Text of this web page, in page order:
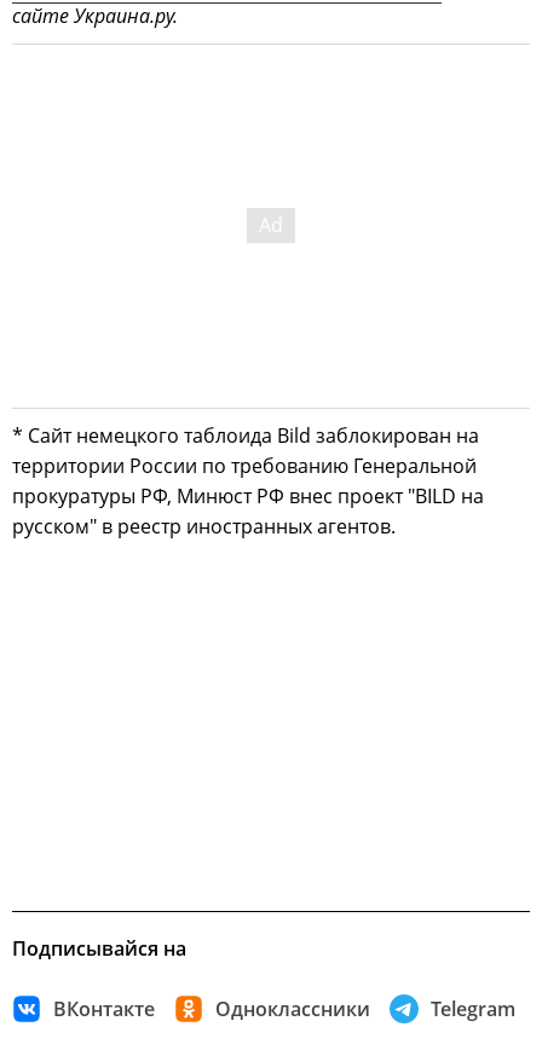
сайте Украина.ру.
* Сайт немецкого таблоида Bild заблокирован на
территории России по требованию Генеральной
прокуратуры РФ, Минюст РФ внес проект "BILD на
русском" в реестр иностранных агентов.
Подписывайся на
ВКонтакте Одноклассники Telegram